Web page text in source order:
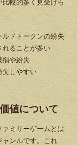
較的多く見受けら
ドトークンの紛失
れることが多い
損や紛失
失しやすい
値について
ミリーゲームとは
ャンルです。これ